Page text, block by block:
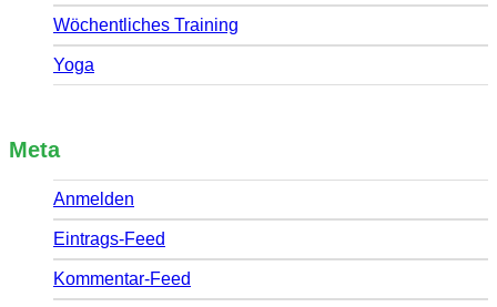
Wöchentliches Training
Yoga
Meta
Anmelden
Eintrags-Feed
Kommentar-Feed